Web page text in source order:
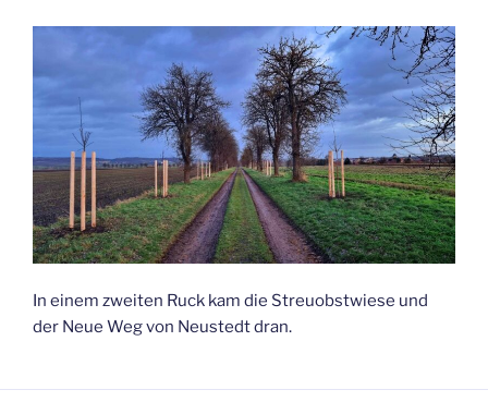
In einem zweiten Ruck kam die Streuobstwiese und
der Neue Weg von Neustedt dran.